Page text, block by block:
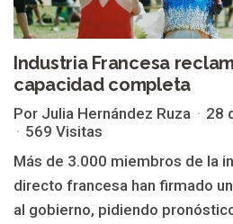
Industria Francesa
capacidad completa
Por Julia Hernández Ruza
28
569 Visitas
Más de 3.000 miembros de la
directo francesa han firmado
al gobierno, pidiendo